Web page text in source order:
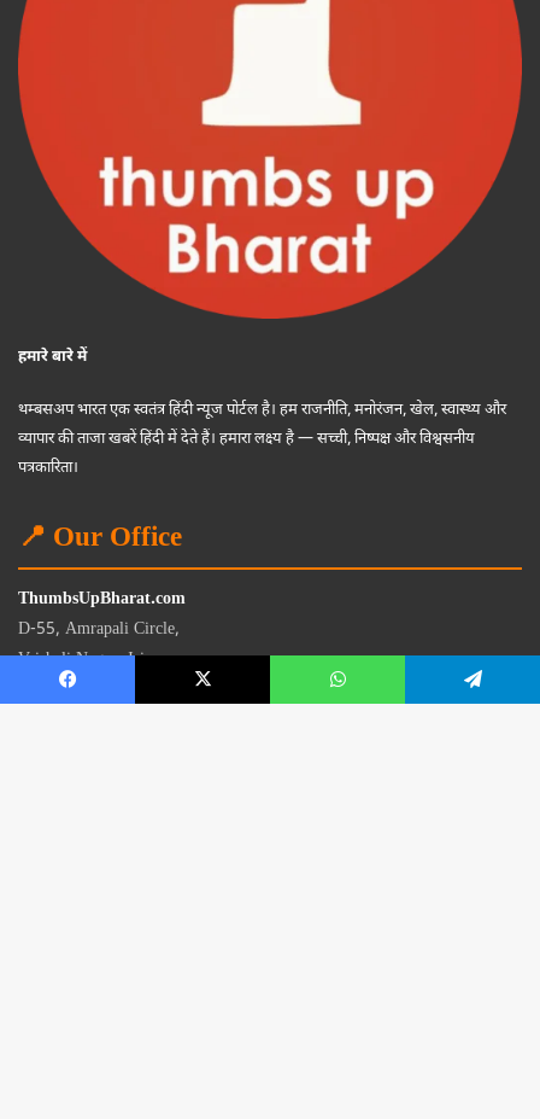
हमारे बारे में
थम्बसअप भारत एक स्वतंत्र हिंदी न्यूज पोर्टल है। हम राजनीति, मनोरंजन, खेल, स्वास्थ्य और
व्यापार की ताजा खबरें हिंदी में देते हैं। हमारा लक्ष्य है — सच्ची, निष्पक्ष और विश्वसनीय
पत्रकारिता।
📍 Our Office
ThumbsUpBharat.com
D-55, Amrapali Circle,
Vaishali Nagar, Jaipur
Rajasthan - 302021